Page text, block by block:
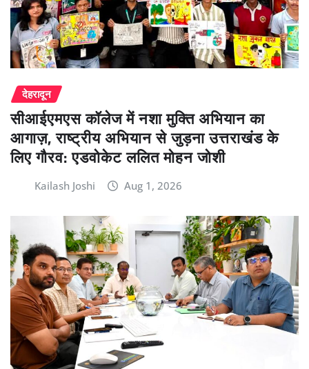
देहरादून
सीआईएमएस कॉलेज में नशा मुक्ति अभियान का
आगाज़, राष्ट्रीय अभियान से जुड़ना उत्तराखंड के
लिए गौरव: एडवोकेट ललित मोहन जोशी
Kailash Joshi Aug 1, 2026